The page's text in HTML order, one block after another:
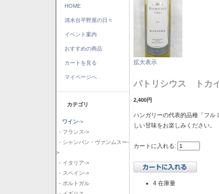
HOME
清水台平野屋の日々
イベント案内
おすすめの商品
カートを見る
マイページへ
カテゴリ
ワイン->
- フランス->
- シャンパン・ヴァンムスー-
>
- イタリア->
- スペイン->
- ポルトガル
拡大表示
パトリシウス トカ
2,400円
ハンガリーの代表的品種「フル
しい甘味をお楽しみください。
カートに入れる:
4 在庫量